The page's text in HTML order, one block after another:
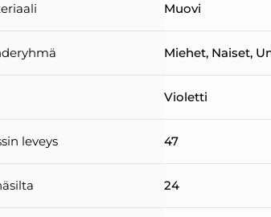
Muovi
Miehet, Naiset,
Violetti
leveys 47
24